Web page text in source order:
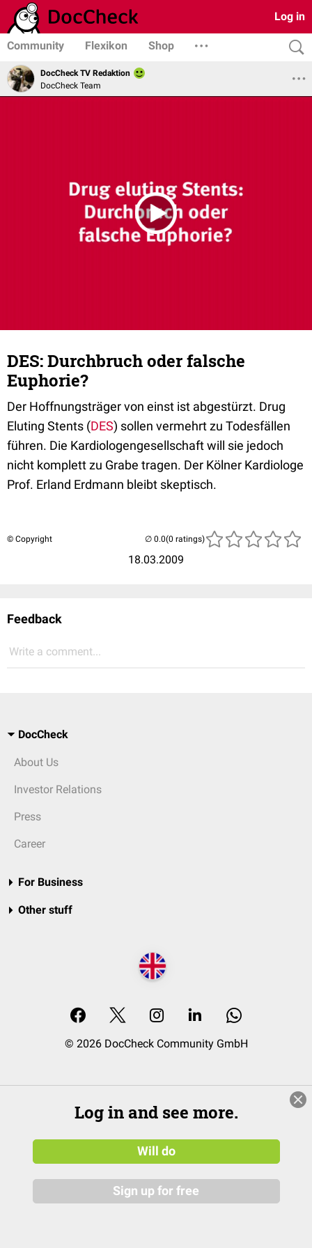
Log in
Community Flexikon Shop
DocCheck TV Redaktion
DocCheck Team
DES: Durchbruch oder falsche
Euphorie?
Der Hoffnungsträger von einst ist abgestürzt. Drug
Eluting Stents (DES) sollen vermehrt zu Todesfällen
führen. Die Kardiologengesellschaft will sie jedoch
nicht komplett zu Grabe tragen. Der Kölner Kardiologe
Prof. Erland Erdmann bleibt skeptisch.
© Copyright
18.03.2009
(0 ratings)
Feedback
Write a comment...
DocCheck
About Us
Investor Relations
Press
Career
For Business
Other stuff
© 2026 DocCheck Community GmbH
Log in and see more.
Will do
Sign up for free